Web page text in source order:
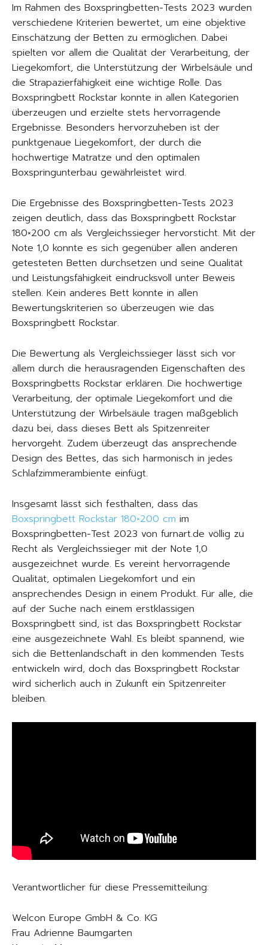
Im Rahmen des Boxspringbetten-Tests 2023 wurden
verschiedene Kriterien bewertet, um eine objektive
Einschätzung der Betten zu ermöglichen. Dabei
spielten vor allem die Qualität der Verarbeitung, der
Liegekomfort, die Unterstützung der Wirbelsäule und
die Strapazierfähigkeit eine wichtige Rolle. Das
Boxspringbett Rockstar konnte in allen Kategorien
überzeugen und erzielte stets hervorragende
Ergebnisse. Besonders hervorzuheben ist der
punktgenaue Liegekomfort, der durch die
hochwertige Matratze und den optimalen
Boxspringunterbau gewährleistet wird.
Die Ergebnisse des Boxspringbetten-Tests 2023
zeigen deutlich, dass das Boxspringbett Rockstar
180×200 cm als Vergleichssieger hervorsticht. Mit der
Note 1,0 konnte es sich gegenüber allen anderen
getesteten Betten durchsetzen und seine Qualität
und Leistungsfähigkeit eindrucksvoll unter Beweis
stellen. Kein anderes Bett konnte in allen
Bewertungskriterien so überzeugen wie das
Boxspringbett Rockstar.
Die Bewertung als Vergleichssieger lässt sich vor
allem durch die herausragenden Eigenschaften des
Boxspringbetts Rockstar erklären. Die hochwertige
Verarbeitung, der optimale Liegekomfort und die
Unterstützung der Wirbelsäule tragen maßgeblich
dazu bei, dass dieses Bett als Spitzenreiter
hervorgeht. Zudem überzeugt das ansprechende
Design des Bettes, das sich harmonisch in jedes
Schlafzimmerambiente einfügt.
Insgesamt lässt sich festhalten, dass das
Boxspringbett Rockstar 180×200 cm im
Boxspringbetten-Test 2023 von furnart.de völlig zu
Recht als Vergleichssieger mit der Note 1,0
ausgezeichnet wurde. Es vereint hervorragende
Qualität, optimalen Liegekomfort und ein
ansprechendes Design in einem Produkt. Für alle, die
auf der Suche nach einem erstklassigen
Boxspringbett sind, ist das Boxspringbett Rockstar
eine ausgezeichnete Wahl. Es bleibt spannend, wie
sich die Bettenlandschaft in den kommenden Tests
entwickeln wird, doch das Boxspringbett Rockstar
wird sicherlich auch in Zukunft ein Spitzenreiter
bleiben.
Verantwortlicher für diese Pressemitteilung:
Welcon Europe GmbH & Co. KG
Frau Adrienne Baumgarten